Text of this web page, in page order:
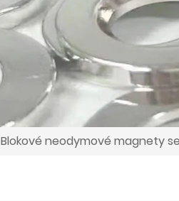
Blokové neodymové magnety